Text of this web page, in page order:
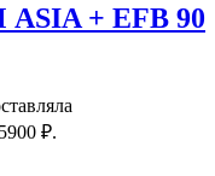
+ EFB 90
₽.